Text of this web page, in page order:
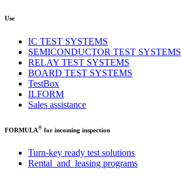
Use
IC TEST SYSTEMS
SEMICONDUCTOR TEST SYSTEMS
RELAY TEST SYSTEMS
BOARD TEST SYSTEMS
TestBox
ILFORM
Sales assistance
FORMULA® for incoming inspection
Turn-key ready test solutions
Rental and leasing programs